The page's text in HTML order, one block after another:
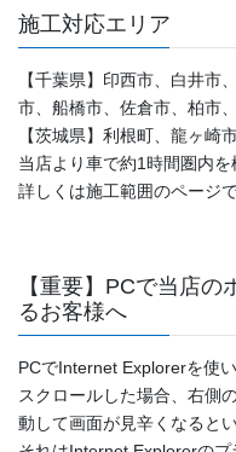
施工対応エリア
【千葉県】印西市、白井市
市、船橋市、佐倉市、柏市
【茨城県】利根町、龍ヶ崎
当店より車で約1時間圏内
詳しくは施工範囲のページ
【重要】PCで当店
るお客様へ
PCでInternet Explorerを使
スクロールした場合、右側
動して画面が見辛くなると